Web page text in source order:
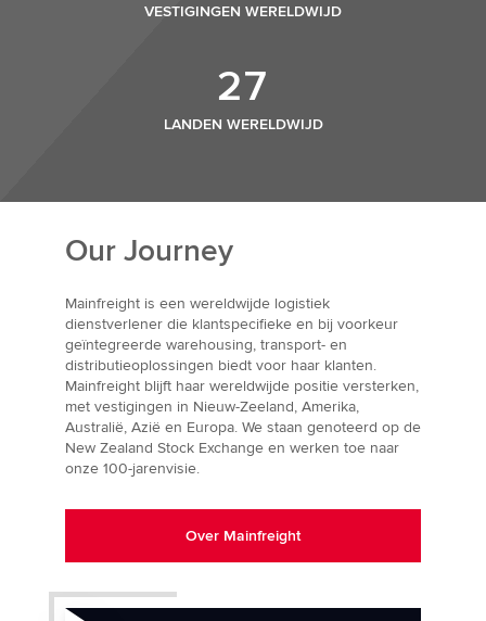
VESTIGINGEN WERELDWIJD
27
LANDEN WERELDWIJD
Our Journey
Mainfreight is een wereldwijde logistiek
dienstverlener die klantspecifieke en bij voorkeur
geïntegreerde warehousing, transport- en
distributieoplossingen biedt voor haar klanten.
Mainfreight blijft haar wereldwijde positie versterken,
met vestigingen in Nieuw-Zeeland, Amerika,
Australië, Azië en Europa. We staan genoteerd op de
New Zealand Stock Exchange en werken toe naar
onze 100-jarenvisie.
Over Mainfreight